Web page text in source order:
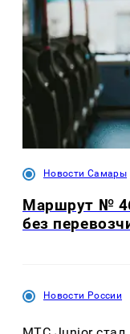
Новости Самары
Маршрут №
без
Новости России